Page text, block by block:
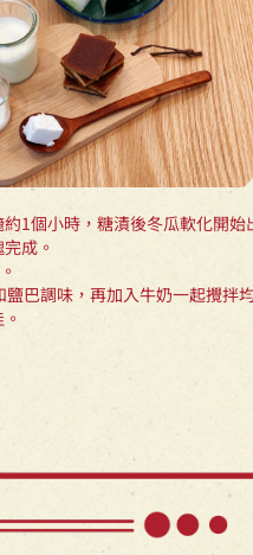
1個小時，糖漬後冬瓜軟化開始
成。
巴調味，再加入牛奶一起攪拌